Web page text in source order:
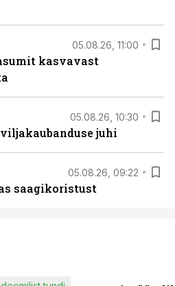
05.08.26, 11:00
kasvavast
05.08.26, 10:30
juhi
05.08.26, 09:22
saagikoristust